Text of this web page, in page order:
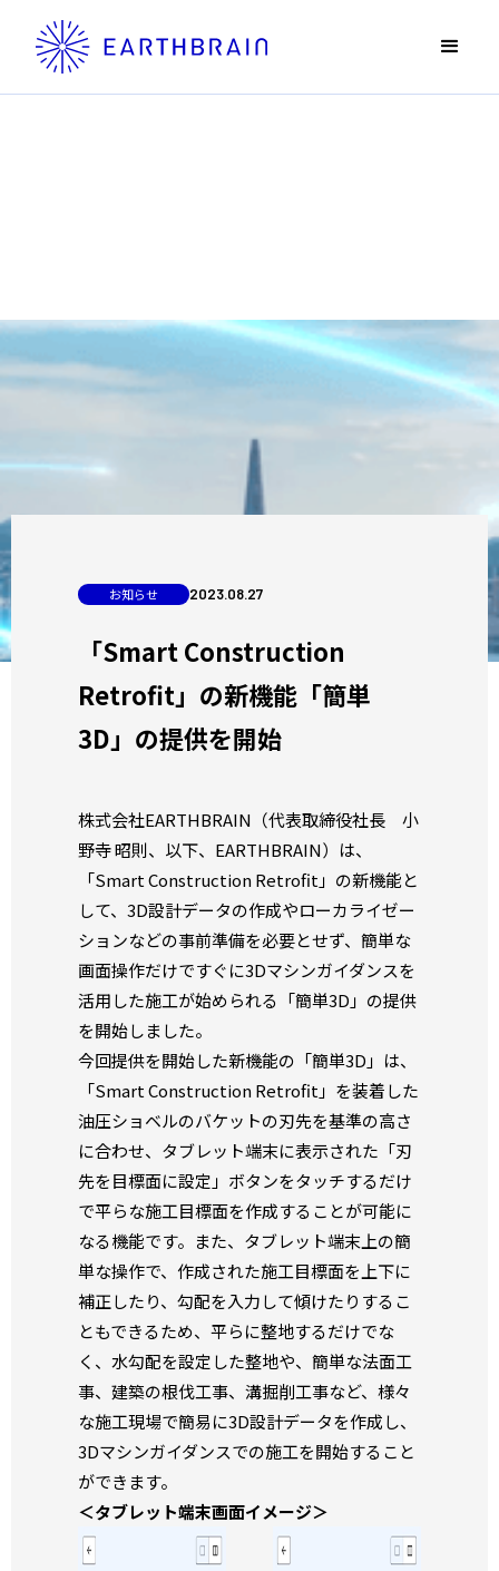
お知らせ 2023.08.27
「Smart Construction
Retrofit」の新機能「簡単
3D」の提供を開始
株式会社EARTHBRAIN（代表取締役社長 小
野寺 昭則、以下、EARTHBRAIN）は、
「Smart Construction Retrofit」の新機能と
して、3D設計データの作成やローカライゼー
ションなどの事前準備を必要とせず、簡単な
画面操作だけですぐに3Dマシンガイダンスを
活用した施工が始められる「簡単3D」の提供
を開始しました。
今回提供を開始した新機能の「簡単3D」は、
「Smart Construction Retrofit」を装着した
油圧ショベルのバケットの刃先を基準の高さ
に合わせ、タブレット端末に表示された「刃
先を目標面に設定」ボタンをタッチするだけ
で平らな施工目標面を作成することが可能に
なる機能です。また、タブレット端末上の簡
単な操作で、作成された施工目標面を上下に
補正したり、勾配を入力して傾けたりするこ
ともできるため、平らに整地するだけでな
く、水勾配を設定した整地や、簡単な法面工
事、建築の根伐工事、溝掘削工事など、様々
な施工現場で簡易に3D設計データを作成し、
3Dマシンガイダンスでの施工を開始すること
ができます。
＜タブレット端末画面イメージ＞